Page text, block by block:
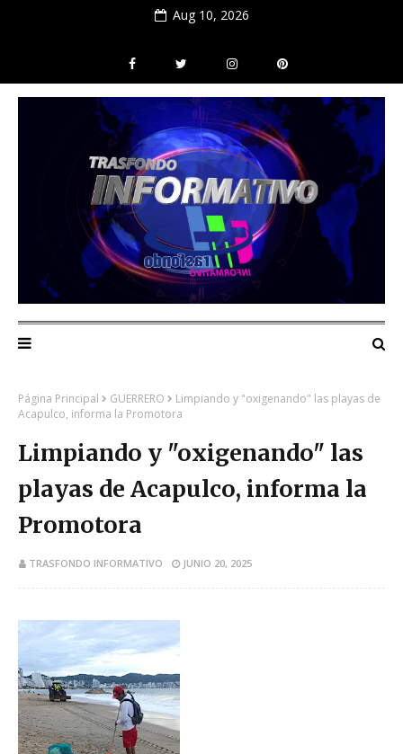
Aug 10, 2026
Página Principal GUERRERO
Limpiando y "oxigenando" las playas de
Acapulco, informa la Promotora
Limpiando y "oxigenando" las
playas de Acapulco, informa la
Promotora
TRASFONDO INFORMATIVO JUNIO 20, 2025